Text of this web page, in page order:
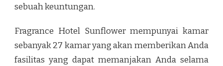
sebuah keuntungan.
Fragrance Hotel Sunflower mempunyai kamar
sebanyak 27 kamar yang akan memberikan Anda
fasilitas yang dapat memanjakan Anda selama